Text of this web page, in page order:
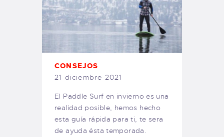
CONSEJOS
21 diciembre 2021
El Paddle Surf en invierno es una
realidad posible, hemos hecho
esta guía rápida para ti, te sera
de ayuda ésta temporada.